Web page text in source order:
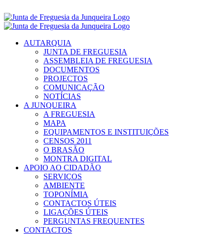
to
content
Facebook
Instagram
YouTube
AUTARQUIA
JUNTA DE FREGUESIA
ASSEMBLEIA DE FREGUESIA
DOCUMENTOS
PROJECTOS
COMUNICAÇÃO
NOTÍCIAS
A JUNQUEIRA
A FREGUESIA
MAPA
EQUIPAMENTOS E INSTITUIÇÕES
CENSOS 2011
O BRASÃO
MONTRA DIGITAL
APOIO AO CIDADÃO
SERVIÇOS
AMBIENTE
TOPONÍMIA
CONTACTOS ÚTEIS
LIGAÇÕES ÚTEIS
PERGUNTAS FREQUENTES
CONTACTOS